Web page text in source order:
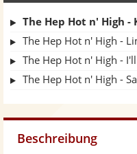
The Hep Hot n' High -
The Hep Hot n' High -
The Hep Hot n' High -
The Hep Hot n' High - Santa
Beschreibung